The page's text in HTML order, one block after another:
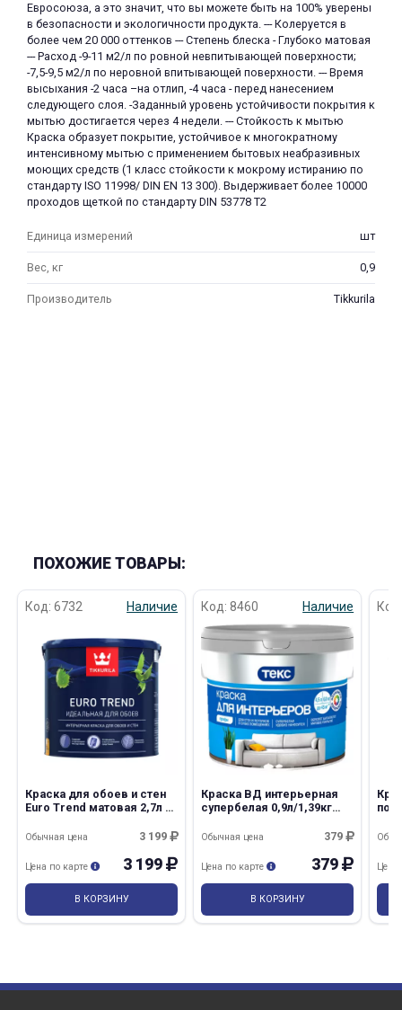
Евросоюза, а это значит, что вы можете быть на 100% уверены
в безопасности и экологичности продукта. --- Колеруется в
более чем 20 000 оттенков --- Степень блеска - Глубоко матовая
--- Расход -9-11 м2/л по ровной невпитывающей поверхности;
-7,5-9,5 м2/л по неровной впитывающей поверхности. --- Время
высыхания -2 часа –на отлип, -4 часа - перед нанесением
следующего слоя. -Заданный уровень устойчивости покрытия к
мытью достигается через 4 недели. --- Стойкость к мытью
Краска образует покрытие, устойчивое к многократному
интенсивному мытью с применением бытовых неабразивных
моющих средств (1 класс стойкости к мокрому истиранию по
стандарту ISO 11998/ DIN EN 13 300). Выдерживает более 10000
проходов щеткой по стандарту DIN 53778 T2
Единица измерений шт
Вес, кг 0,9
Производитель Tikkurila
ПОХОЖИЕ ТОВАРЫ:
Код: 6732 Наличие
Краска для обоев и стен
Euro Trend матовая 2,7л А
3 199
Обычная цена
3 199
Цена по карте
В КОРЗИНУ
Код: 8460 Наличие
Краска ВД интерьерная
супербелая 0,9л/1,39кг
379
Обычная цена
379
Цена по карте
В КОРЗИНУ
Цена